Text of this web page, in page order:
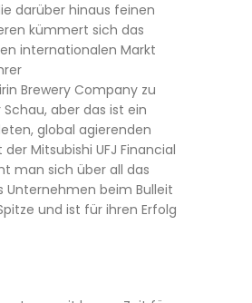
darüber hinaus feinen
kümmert sich das
internationalen Markt
Brewery Company zu
aber das ist ein
global agierenden
Mitsubishi UFJ Financial
man sich über all das
Unternehmen beim Bulleit
und ist für ihren Erfolg